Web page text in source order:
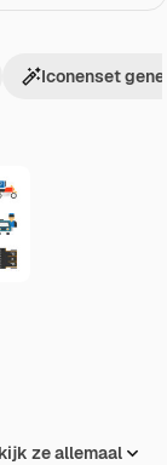
Iconenset
ze allemaal